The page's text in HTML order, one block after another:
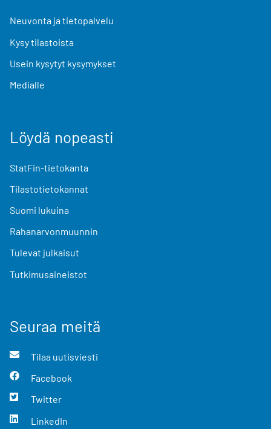
Neuvonta ja tietopalvelu
Kysy tilastoista
Usein kysytyt kysymykset
Medialle
Löydä nopeasti
StatFin-tietokanta
Tilastotietokannat
Suomi lukuina
Rahanarvonmuunnin
Tulevat julkaisut
Tutkimusaineistot
Seuraa meitä
Tilaa uutisviesti
Facebook
Twitter
LinkedIn